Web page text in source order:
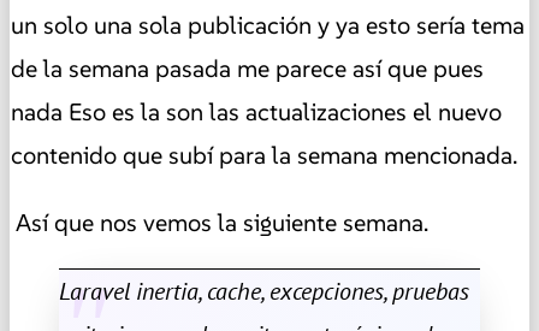
un solo una sola publicación y ya esto sería tema
de la semana pasada me parece así que pues
nada Eso es la son las actualizaciones el nuevo
contenido que subí para la semana mencionada.
Así que nos vemos la siguiente semana.
Laravel inertia, cache, excepciones, pruebas